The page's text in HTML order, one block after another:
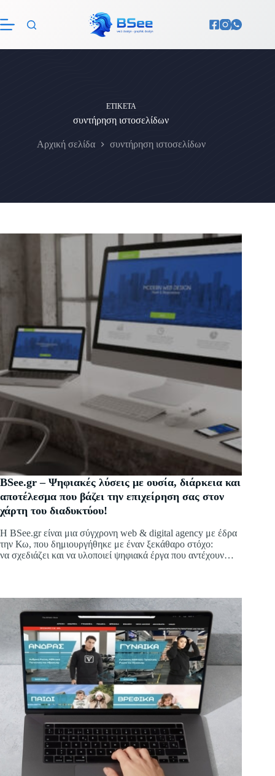
περιεχόμενο
ΕΤΙΚΈΤΑ
συντήρηση ιστοσελίδων
Αρχική σελίδα συντήρηση ιστοσελίδων
BSee.gr – Ψηφιακές λύσεις με ουσία, διάρκεια και
αποτέλεσμα που βάζει την επιχείρηση σας στον
χάρτη του διαδυκτύου!
Η BSee.gr είναι μια σύγχρονη web & digital agency με έδρα
την Κω, που δημιουργήθηκε με έναν ξεκάθαρο στόχο:
να σχεδιάζει και να υλοποιεί ψηφιακά έργα που αντέχουν